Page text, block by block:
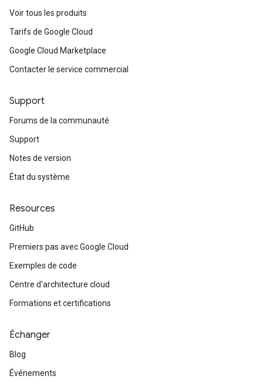
Voir tous les produits
Tarifs de Google Cloud
Google Cloud Marketplace
Contacter le service commercial
Support
Forums de la communauté
Support
Notes de version
État du système
Resources
GitHub
Premiers pas avec Google Cloud
Exemples de code
Centre d'architecture cloud
Formations et certifications
Échanger
Blog
Événements